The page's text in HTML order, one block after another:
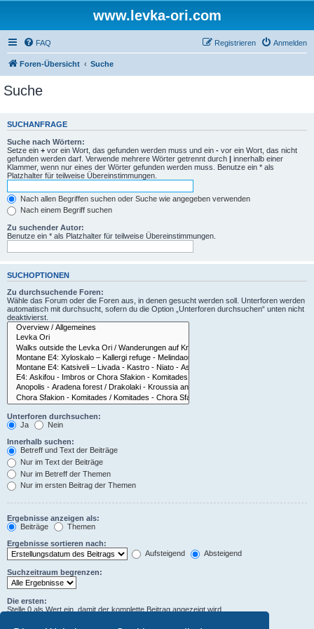
www.levka-ori.com
FAQ Anmelden
Registrieren
Foren-Übersicht Suche
Suche
SUCHANFRAGE
Suche nach Wörtern:
Setze ein + vor ein Wort, das gefunden werden muss und ein - vor ein Wort, das nicht
gefunden werden darf. Verwende mehrere Wörter getrennt durch | innerhalb einer
Klammer, wenn nur eines der Wörter gefunden werden muss. Benutze ein * als
Platzhalter für teilweise Übereinstimmungen.
Nach allen Begriffen suchen oder Suche wie angegeben verwenden
Nach einem Begriff suchen
Zu suchender Autor:
Benutze ein * als Platzhalter für teilweise Übereinstimmungen.
SUCHOPTIONEN
Zu durchsuchende Foren:
Wähle das Forum oder die Foren aus, in denen gesucht werden soll. Unterforen werden
automatisch mit durchsucht, sofern du die Option „Unterforen durchsuchen“ unten nicht
deaktivierst.
Unterforen durchsuchen:
Ja
Nein
Innerhalb suchen:
Betreff und Text der Beiträge
Nur im Text der Beiträge
Nur im Betreff der Themen
Nur im ersten Beitrag der Themen
Ergebnisse anzeigen als:
Beiträge
Themen
Ergebnisse sortieren nach:
Aufsteigend
Absteigend
Suchzeitraum begrenzen:
Die ersten:
Stelle 0 als Wert ein, damit der komplette Beitrag angezeigt wird.